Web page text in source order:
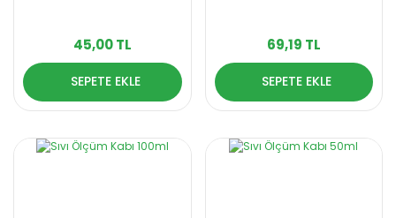
45,00 TL
SEPETE EKLE
69,19 TL
SEPETE EKLE